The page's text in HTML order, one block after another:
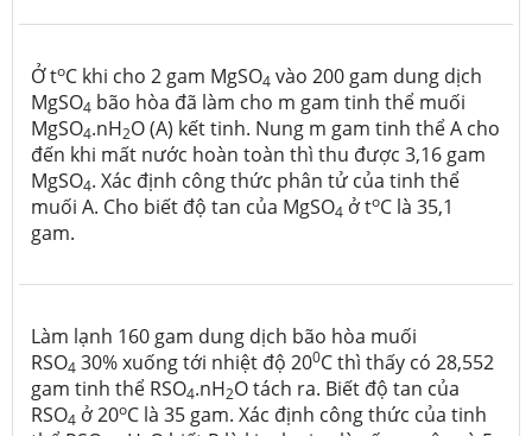
Ở toC khi cho 2 gam MgSO4 vào 200 gam dung dịch
MgSO4 bão hòa đã làm cho m gam tinh thể muối
MgSO4.nH2O (A) kết tinh. Nung m gam tinh thể A cho
đến khi mất nước hoàn toàn thì thu được 3,16 gam
MgSO4. Xác định công thức phân tử của tinh thể
muối A. Cho biết độ tan của MgSO4 ở toC là 35,1
gam.
Làm lạnh 160 gam dung dịch bão hòa muối
RSO4 30% xuống tới nhiệt độ 200C thì thấy có 28,552
gam tinh thể RSO4.nH2O tách ra. Biết độ tan của
RSO4 ở 20oC là 35 gam. Xác định công thức của tinh